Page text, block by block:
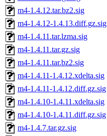
m4-1.4.12.tar.bz2.sig
m4-1.4.12-1.4.13.diff.gz.sig
m4-1.4.11.tar.lzma.sig
m4-1.4.11.tar.gz.sig
m4-1.4.11.tar.bz2.sig
m4-1.4.11-1.4.12.xdelta.sig
m4-1.4.11-1.4.12.diff.gz.sig
m4-1.4.10-1.4.11.xdelta.sig
m4-1.4.10-1.4.11.diff.gz.sig
m4-1.4.7.tar.gz.sig